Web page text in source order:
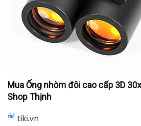
Mua Ống nhòm đôi cao cấp 3D
Shop Thịnh
tiki.vn